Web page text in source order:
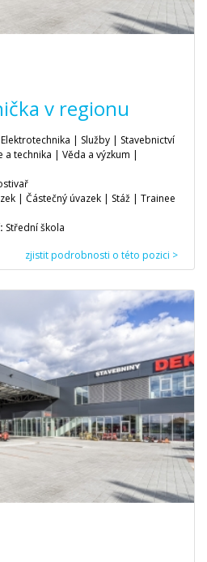
v regionu
| Služby | Stavebnictví
technika | Věda a výzkum |
Částečný úvazek Stáž
Trainee
Střední škola
zjistit podrobnosti o této pozici >